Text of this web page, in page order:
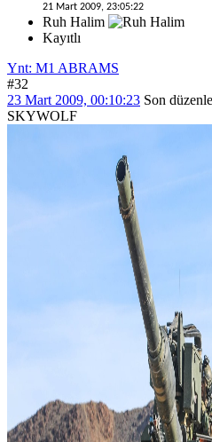
21 Mart 2009, 23:05:22
Ruh Halim
Kayıtlı
Ynt: M1 ABRAMS
#32
23 Mart 2009, 00:10:23 Son
SKYWOLF